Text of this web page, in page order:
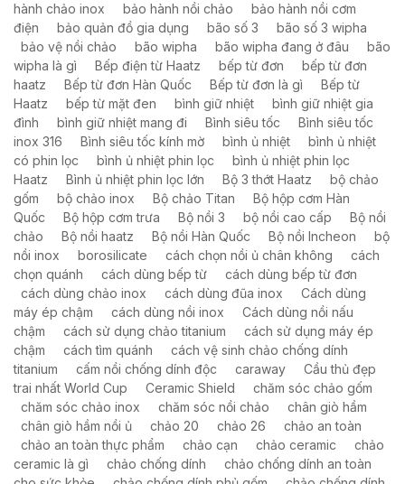
hành chảo inox
bảo hành nồi chảo
bảo hành nồi cơm
điện
bảo quản đồ gia dụng bão số 3
bão số 3 wipha
bảo vệ nồi chảo
bão wipha bão wipha đang ở đâu
bão
wipha là gì
Bếp điện từ Haatz bếp từ đơn
bếp từ đơn
haatz
Bếp từ đơn Hàn Quốc Bếp từ đơn là gì
Bếp từ
Haatz
bếp từ mặt đen bình giữ nhiệt
bình giữ nhiệt gia
đình
bình giữ nhiệt mang đi Bình siêu tốc
Bình siêu tốc
inox 316
Bình siêu tốc kính mờ bình ủ nhiệt
bình ủ nhiệt
có phin lọc
bình ủ nhiệt phin lọc
bình ủ nhiệt phin lọc
Haatz
Bình ủ nhiệt phin lọc lớn Bộ 3 thớt Haatz
bộ chảo
gốm
bộ chảo inox Bộ chảo Titan
Bộ hộp cơm Hàn
Quốc
Bộ hộp cơm trưa Bộ nồi 3 bộ nồi cao cấp
Bộ nồi
chảo
Bộ nồi haatz Bộ nồi Hàn Quốc Bộ nồi Incheon
bộ
nồi inox
borosilicate cách chọn nồi ủ chân không
cách
chọn quánh
cách dùng bếp từ
cách dùng bếp từ đơn
cách dùng chảo inox
cách dùng đũa inox
Cách dùng
máy ép chậm
cách dùng nồi inox
Cách dùng nồi nấu
chậm
cách sử dụng chảo titanium
cách sử dụng máy ép
chậm
cách tìm quánh
cách vệ sinh chảo chống dính
titanium
cấm nồi chống dính độc caraway
Cầu thủ đẹp
trai nhất World Cup
Ceramic Shield
chăm sóc chảo gốm
chăm sóc chảo inox
chăm sóc nồi chảo
chân giò hầm
chân giò hầm nồi ủ
chảo 20 chảo 26
chảo an toàn
chảo an toàn thực phẩm
chảo cạn chảo ceramic
chảo
ceramic là gì
chảo chống dính
chảo chống dính an toàn